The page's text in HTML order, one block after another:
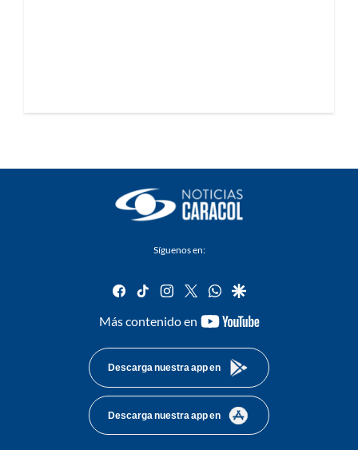
Síguenos en:
facebook
tiktok instagram
twitterwhatsapp
google
Más contenido en
youtube-
Descarga nuestra app en
Descarga nuestra app en